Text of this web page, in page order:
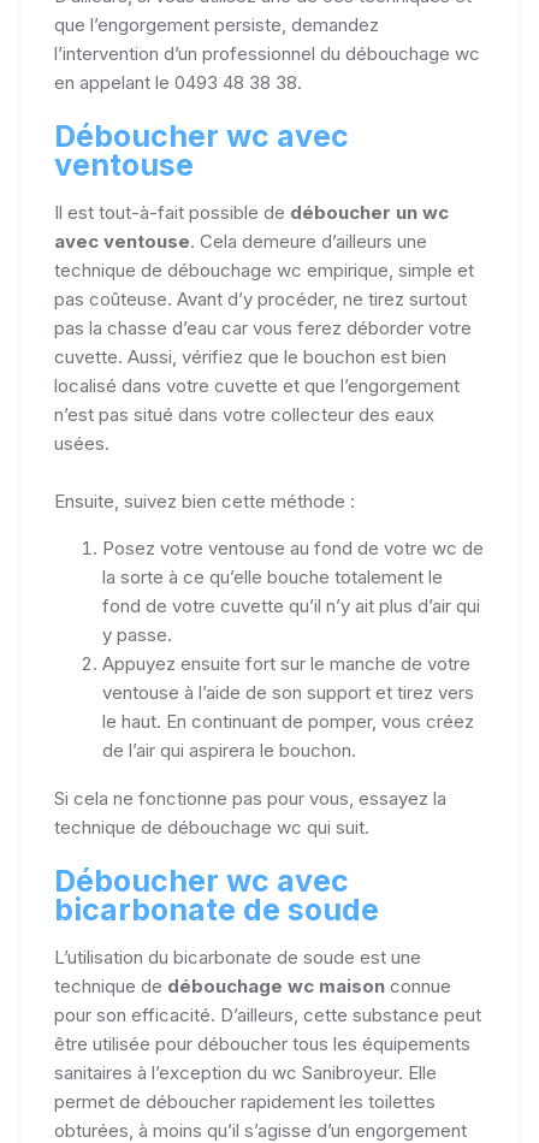
que l’engorgement persiste, demandez
l’intervention d’un professionnel du débouchage wc
en appelant le 0493 48 38 38.
Déboucher wc avec
ventouse
Il est tout-à-fait possible de déboucher un wc
avec ventouse. Cela demeure d’ailleurs une
technique de débouchage wc empirique, simple et
pas coûteuse. Avant d’y procéder, ne tirez surtout
pas la chasse d’eau car vous ferez déborder votre
cuvette. Aussi, vérifiez que le bouchon est bien
localisé dans votre cuvette et que l’engorgement
n’est pas situé dans votre collecteur des eaux
usées.
Ensuite, suivez bien cette méthode :
Posez votre ventouse au fond de votre wc de
la sorte à ce qu’elle bouche totalement le
fond de votre cuvette qu’il n’y ait plus d’air qui
y passe.
Appuyez ensuite fort sur le manche de votre
ventouse à l’aide de son support et tirez vers
le haut. En continuant de pomper, vous créez
de l’air qui aspirera le bouchon.
Si cela ne fonctionne pas pour vous, essayez la
technique de débouchage wc qui suit.
Déboucher wc avec
bicarbonate de soude
L’utilisation du bicarbonate de soude est une
technique de débouchage wc maison connue
pour son efficacité. D’ailleurs, cette substance peut
être utilisée pour déboucher tous les équipements
sanitaires à l’exception du wc Sanibroyeur. Elle
permet de déboucher rapidement les toilettes
obturées, à moins qu’il s’agisse d’un engorgement